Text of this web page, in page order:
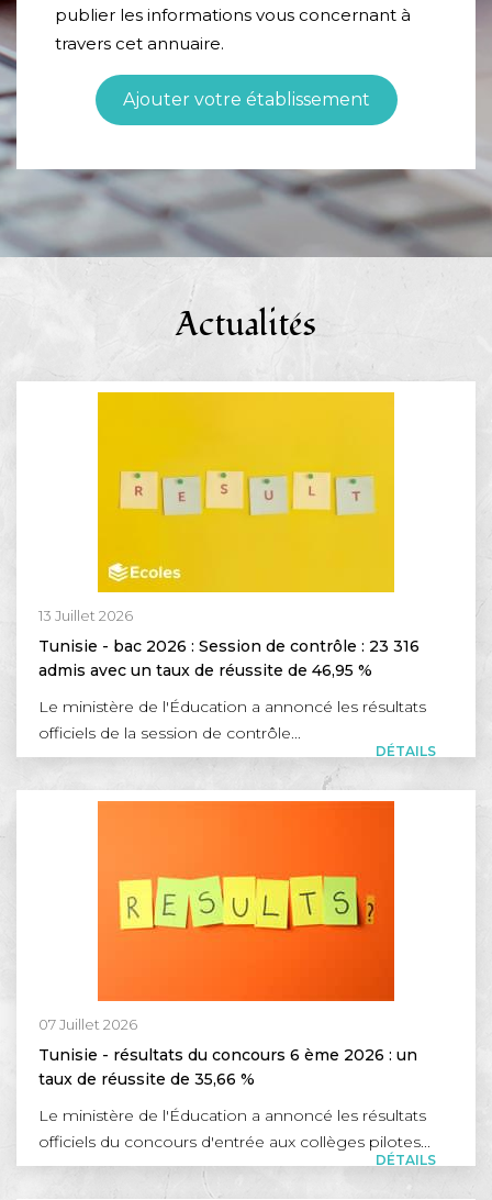
publier les informations vous concernant à
travers cet annuaire.
Ajouter votre établissement
Actualités
13 Juillet 2026
Tunisie - bac 2026 : Session de contrôle : 23 316
admis avec un taux de réussite de 46,95 %
Le ministère de l'Éducation a annoncé les résultats
officiels de la session de contrôle...
DÉTAILS
07 Juillet 2026
Tunisie - résultats du concours 6 ème 2026 : un
taux de réussite de 35,66 %
Le ministère de l'Éducation a annoncé les résultats
officiels du concours d'entrée aux collèges pilotes...
DÉTAILS